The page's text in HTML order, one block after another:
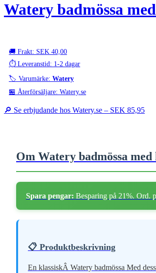
Watery badmössa
🚚 Frakt: SEK 40,00
⏱️ Leveranstid: 1-2 dagar
🏷️ Varumärke: Watery
🏪 Återförsäljare: Watery.se
🔎 Se erbjudande hos Watery.se – SEK 85,95
Om Watery badmössa
Spara pengar: Besparing på 21%. Ord.
📋 Produktbeskrivning
En klassiskÂ Watery badmössa Med